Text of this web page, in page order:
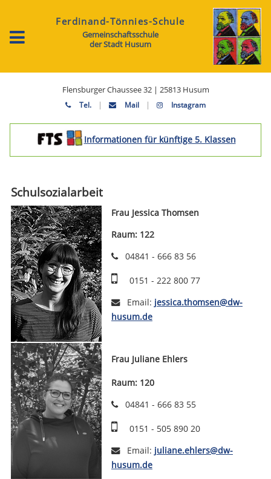
Ferdinand-Tönnies-Schule
Gemeinschaftsschule
der Stadt Husum
Flensburger Chaussee 32 | 25813 Husum
Tel. | Mail | Instagram
Informationen für künftige 5. Klassen
Schulsozialarbeit
Frau Jessica Thomsen
Raum: 122
04841 - 666 83 56
0151 - 222 800 77
Email: jessica.thomsen@dw-
husum.de
Frau Juliane Ehlers
Raum: 120
04841 - 666 83 55
0151 - 505 890 20
Email: juliane.ehlers@dw-
husum.de